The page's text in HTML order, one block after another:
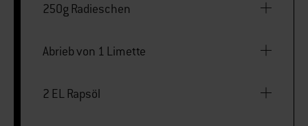
250g Radieschen
Abrieb von 1 Limette
2 EL Rapsöl